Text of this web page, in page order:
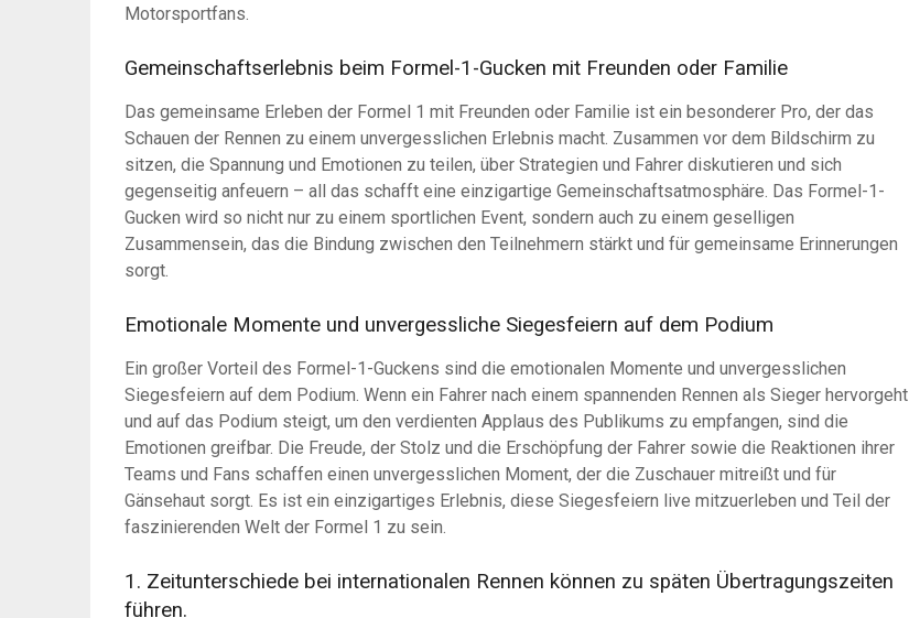
Motorsportfans.
Gemeinschaftserlebnis beim Formel-1-Gucken mit Freunden oder Familie
Das gemeinsame Erleben der Formel 1 mit Freunden oder Familie ist ein besonderer Pro, der das
Schauen der Rennen zu einem unvergesslichen Erlebnis macht. Zusammen vor dem Bildschirm zu
sitzen, die Spannung und Emotionen zu teilen, über Strategien und Fahrer diskutieren und sich
gegenseitig anfeuern – all das schafft eine einzigartige Gemeinschaftsatmosphäre. Das Formel-1-
Gucken wird so nicht nur zu einem sportlichen Event, sondern auch zu einem geselligen
Zusammensein, das die Bindung zwischen den Teilnehmern stärkt und für gemeinsame Erinnerungen
sorgt.
Emotionale Momente und unvergessliche Siegesfeiern auf dem Podium
Ein großer Vorteil des Formel-1-Guckens sind die emotionalen Momente und unvergesslichen
Siegesfeiern auf dem Podium. Wenn ein Fahrer nach einem spannenden Rennen als Sieger hervorgeht
und auf das Podium steigt, um den verdienten Applaus des Publikums zu empfangen, sind die
Emotionen greifbar. Die Freude, der Stolz und die Erschöpfung der Fahrer sowie die Reaktionen ihrer
Teams und Fans schaffen einen unvergesslichen Moment, der die Zuschauer mitreißt und für
Gänsehaut sorgt. Es ist ein einzigartiges Erlebnis, diese Siegesfeiern live mitzuerleben und Teil der
faszinierenden Welt der Formel 1 zu sein.
1. Zeitunterschiede bei internationalen Rennen können zu späten Übertragungszeiten
führen.